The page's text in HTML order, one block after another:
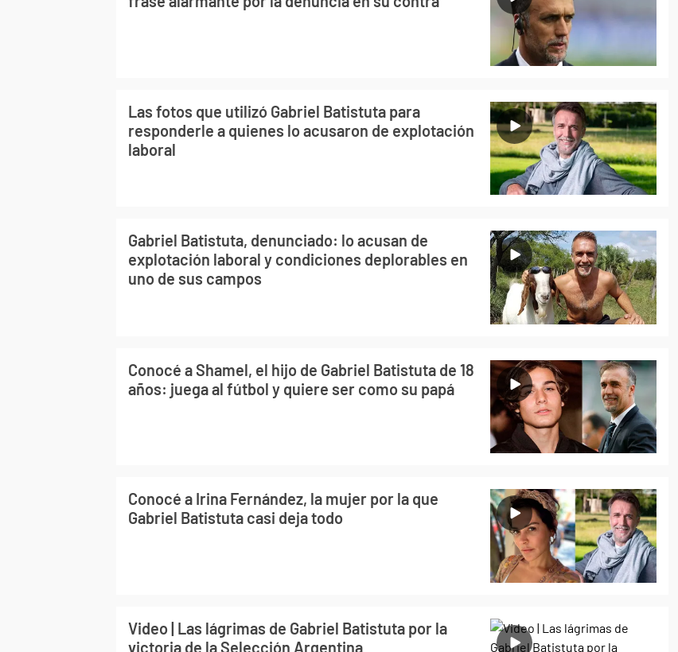
Las fotos que utilizó Gabriel Batistuta para
responderle a quienes lo acusaron de explotación
laboral
Gabriel Batistuta, denunciado: lo acusan de
explotación laboral y condiciones deplorables en
uno de sus campos
Conocé a Shamel, el hijo de Gabriel Batistuta de 18
años: juega al fútbol y quiere ser como su papá
Conocé a Irina Fernández, la mujer por la que
Gabriel Batistuta casi deja todo
Video | Las lágrimas de Gabriel Batistuta por la
victoria de la Selección Argentina